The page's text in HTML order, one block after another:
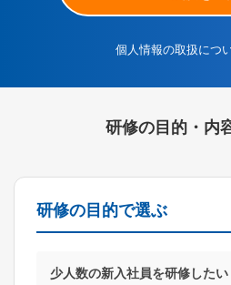
個人情報の取扱につ
研修の目的・内
研修の目的で選ぶ
少人数の新入社員を研修したい